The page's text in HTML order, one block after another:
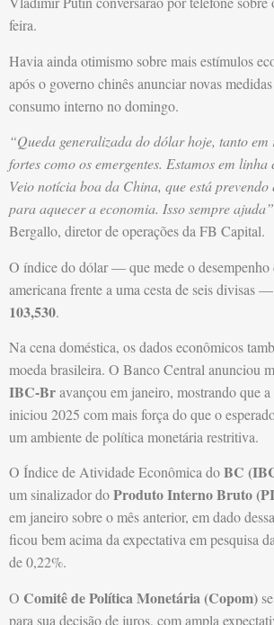
feira.
Havia ainda otimismo sobre mais estímulos
após o governo chinês anunciar novas
consumo interno no domingo.
“Queda generalizada do dólar hoje, tanto em
fortes como os emergentes. Estamos em
Veio notícia boa da China, que está
para aquecer a economia. Isso sempre ajuda”
Bergallo, diretor de operações da FB Capital.
O índice do dólar — que mede o desempenho
americana frente a uma cesta de seis divisas
103,530.
Na cena doméstica, os dados econômicos
moeda brasileira. O Banco Central anunciou
IBC-Bravançou em janeiro, mostrando que
iniciou 2025 com mais força do que o
um ambiente de política monetária restritiva.
O Índice de Atividade Econômica doBC
um sinalizador doProduto Interno Bruto
em janeiro sobre o mês anterior, em dado
ficou bem acima da expectativa em pesquisa
de 0,22%.
O Comitê de Política Monetária (Copom)
para sua decisão de juros, com ampla